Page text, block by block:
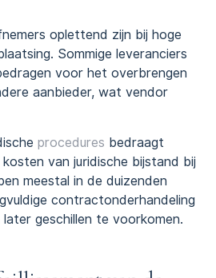
oplettend zijn bij hoge
Sommige leveranciers
voor het overbrengen
aanbieder, wat vendor
procedures bedraagt
van juridische bijstand bij
meestal in de duizenden
contractonderhandeling
geschillen te voorkomen.